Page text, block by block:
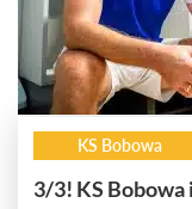
KS Bobowa
3/3! KS